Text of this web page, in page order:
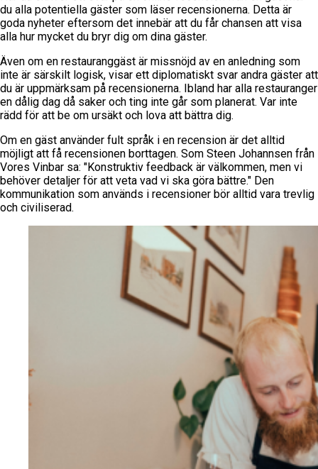
du alla potentiella gäster som läser recensionerna. Detta är
goda nyheter eftersom det innebär att du får chansen att visa
alla hur mycket du bryr dig om dina gäster.
Även om en restauranggäst är missnöjd av en anledning som
inte är särskilt logisk, visar ett diplomatiskt svar andra gäster att
du är uppmärksam på recensionerna. Ibland har alla restauranger
en dålig dag då saker och ting inte går som planerat. Var inte
rädd för att be om ursäkt och lova att bättra dig.
Om en gäst använder fult språk i en recension är det alltid
möjligt att få recensionen borttagen. Som Steen Johannsen från
Vores Vinbar sa: "Konstruktiv feedback är välkommen, men vi
behöver detaljer för att veta vad vi ska göra bättre." Den
kommunikation som används i recensioner bör alltid vara trevlig
och civiliserad.